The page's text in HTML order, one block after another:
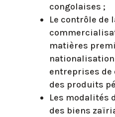
congolaises ;
Le contrôle de
matières
entreprises
des produits
Les modalités
des biens